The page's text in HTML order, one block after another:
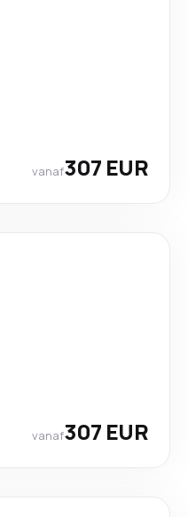
vanaf307 EUR
vanaf307 EUR